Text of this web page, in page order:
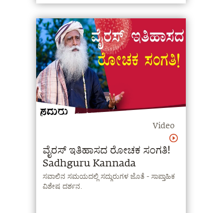
Video
ವೈರಸ್ ಇತಿಹಾಸದ ರೋಚಕ ಸಂಗತಿ!
Sadhguru Kannada
ಸವಾಲಿನ ಸಮಯದಲ್ಲಿ ಸದ್ಗುರುಗಳ ಜೊತೆ - ಸಾಪ್ತಾಹಿಕ
ವಿಶೇಷ ದರ್ಶನ.